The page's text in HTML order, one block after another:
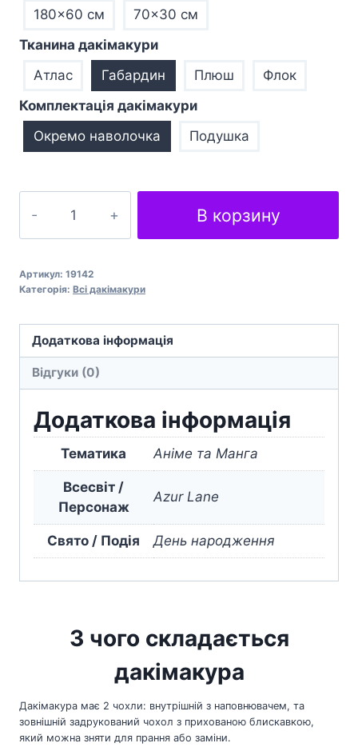
180x60 см
70×30 см
Тканина дакімакури
Атлас
Габардин Плюш
Флок
Комплектація дакімакури
Окремо наволочка
Подушка
обіймашка
Azur
Lane
кількість
В корзину
Артикул: 19142
Категорія: Всі дакімакури
Додаткова інформація
Відгуки (0)
Додаткова інформація
Тематика Аніме та Манга
Всесвіт /
Персонаж
Azur Lane
Свято / Подія День народження
З чого складається
дакімакура
Дакімакура має 2 чохли: внутрішній з наповнювачем, та
зовнішній задрукований чохол з прихованою блискавкою,
який можна зняти для прання або заміни.